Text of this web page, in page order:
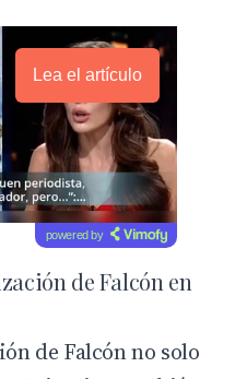
Lea el artículo
powered by
de Falcón en
de Falcón no solo